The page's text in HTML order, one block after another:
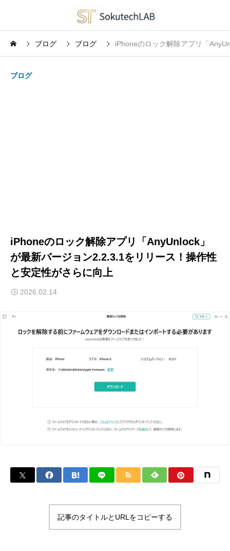
ブログ ブログ iPhoneのロック解除アプリ「
ブログ
iPhoneのロック解除アプリ「AnyUnlock」
が最新バージョン2.2.3.1をリリース！操作性
と安定性がさらに向上
2026.02.14
記事のタイトルとURLをコピーする